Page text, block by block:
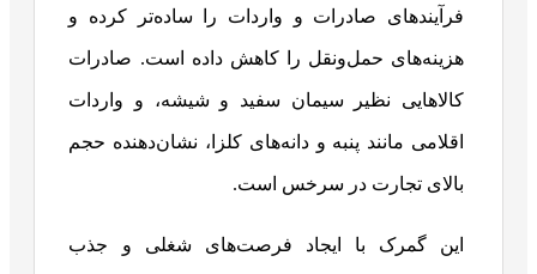
فرآیندهای صادرات و واردات را ساده‌تر کرده و
هزینه‌های حمل‌ونقل را کاهش داده است. صادرات
کالاهایی نظیر سیمان سفید و شیشه، و واردات
اقلامی مانند پنبه و دانه‌های کلزا، نشان‌دهنده حجم
بالای تجارت در سرخس است.
این گمرک با ایجاد فرصت‌های شغلی و جذب